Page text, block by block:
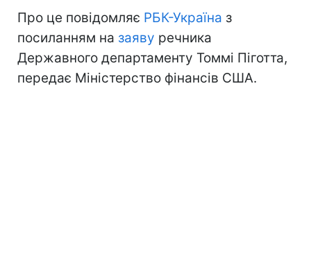
Про це повідомляє РБК-Україна з
посиланням на заяву речника
Державного департаменту Томмі Піготта,
передає Міністерство фінансів США.